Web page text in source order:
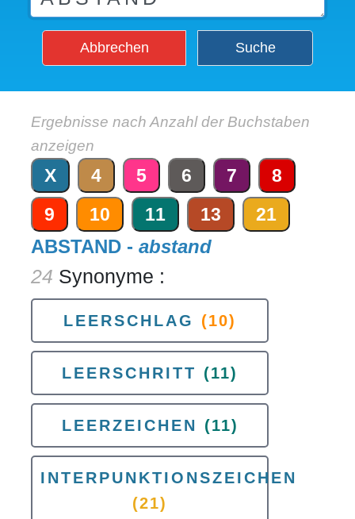
Abbrechen Suche
Ergebnisse nach Anzahl der Buchstaben
anzeigen
X 4 5 6 7
8
9
10 11 13 21
ABSTAND - abstand
24 Synonyme :
LEERSCHLAG (10)
LEERSCHRITT (11)
LEERZEICHEN (11)
INTERPUNKTIONSZEICHEN
(21)